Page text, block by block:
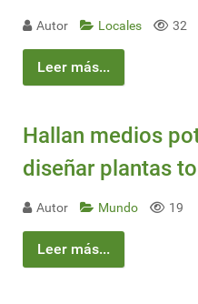
Autor Locales 32
Leer más...
Hallan medios
diseñar plantas
Autor Mundo 19
Leer más...